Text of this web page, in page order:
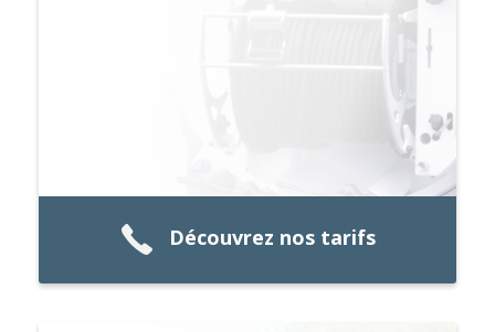
Découvrez nos tarifs